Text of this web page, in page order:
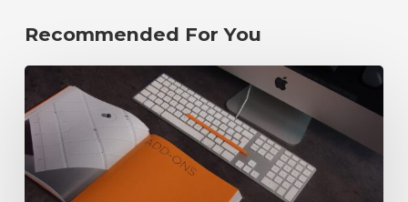
Recommended For You